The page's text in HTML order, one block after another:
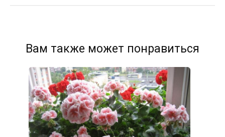
Вам также может понравиться